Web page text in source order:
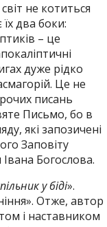
не котиться
два боки:
– це
дуже рідко
Це не
писань
Письмо, бо в
які запозичені
Заповіту
Богослова.
у біді».
Отже, автор
і наставником